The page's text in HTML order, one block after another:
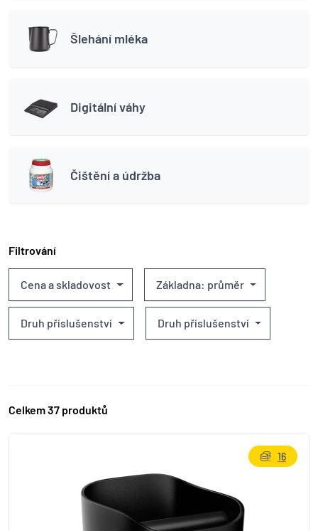
Šlehání mléka
Digitální váhy
Čištění a údržba
Filtrování
Cena a skladovost Základna: průměr
Druh příslušenství Druh příslušenství
Celkem 37 produktů
16